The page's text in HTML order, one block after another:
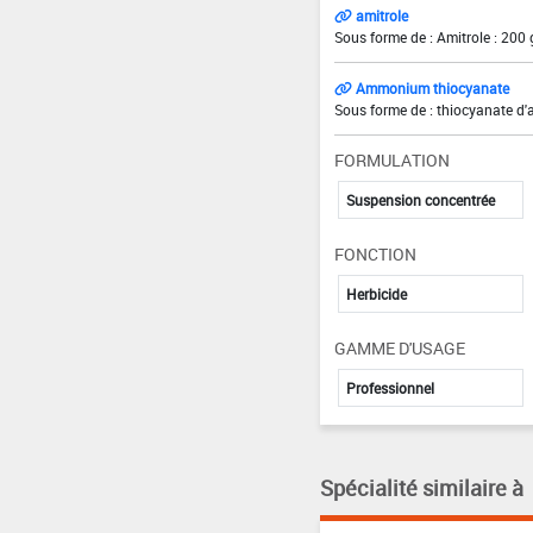
amitrole
Sous forme de : Amitrole : 200
Ammonium thiocyanate
Sous forme de : thiocyanate
FORMULATION
Suspension concentrée
FONCTION
Herbicide
GAMME D'USAGE
Professionnel
Spécialité similaire à